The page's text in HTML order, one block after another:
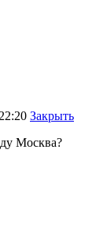
Закрыть
Москва?